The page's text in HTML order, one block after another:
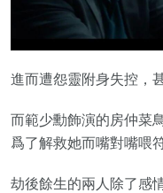
進而遭怨靈附身失控，
而範少勳飾演的房仲菜
爲了解救她而嘴對嘴喂
劫後餘生的兩人除了感